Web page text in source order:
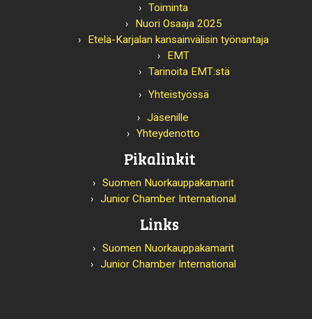
Toiminta
Nuori Osaaja 2025
Etelä-Karjalan kansainvälisin työnantaja
EMT
Tarinoita EMT:stä
Yhteistyössä
Jäsenille
Yhteydenotto
Pikalinkit
Suomen Nuorkauppakamarit
Junior Chamber International
Links
Suomen Nuorkauppakamarit
Junior Chamber International